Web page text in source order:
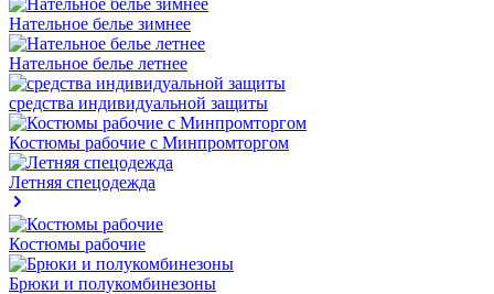
Нательное белье зимнее
Нательное белье летнее
средства индивидуальной защиты
Костюмы рабочие с Минпромторгом
Летняя спецодежда
Костюмы рабочие
Брюки и полукомбинезоны